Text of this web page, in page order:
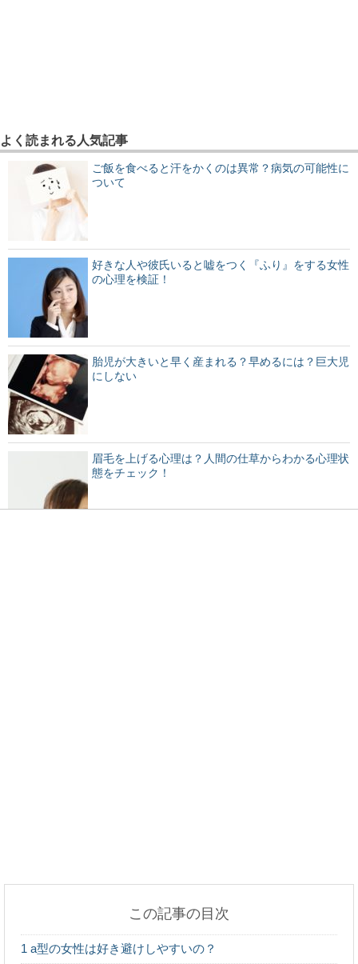
よく読まれる人気記事
ご飯を食べると汗をかくのは異常？病気の可能性に
ついて
好きな人や彼氏いると嘘をつく『ふり』をする女性
の心理を検証！
胎児が大きいと早く産まれる？早めるには？巨大児
にしない
眉毛を上げる心理は？人間の仕草からわかる心理状
態をチェック！
ベランダのサッシや窓の掃除方法と掃除のポイント
をご紹介
この記事の目次
1 a型の女性は好き避けしやすいの？